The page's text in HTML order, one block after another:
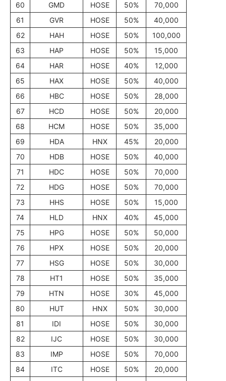
60
GMD HOSE 50%
70,000
61
GVR HOSE 50%
40,000
62
HAH HOSE 50%
100,000
63
HAP HOSE 50%
15,000
64
HAR HOSE 40%
12,000
65
HAX HOSE 50%
40,000
66
HBC HOSE 50%
28,000
67
HCD HOSE 50%
20,000
68
HCM HOSE 50%
35,000
69
HDA HNX 45%
20,000
70
HDB HOSE 50%
40,000
71
HDC HOSE 50%
70,000
72
HDG HOSE 50%
70,000
73
HHS HOSE 50%
15,000
74
HLD HNX 40%
45,000
75
HPG HOSE 50%
50,000
76
HPX HOSE 50%
20,000
77
HSG HOSE 50%
30,000
78
HT1 HOSE 50%
35,000
79
HTN HOSE 30%
45,000
80
HUT HNX 50%
30,000
81
IDI HOSE 50%
30,000
82
IJC HOSE 50%
30,000
83
IMP HOSE 50%
70,000
84
ITC HOSE 50%
20,000